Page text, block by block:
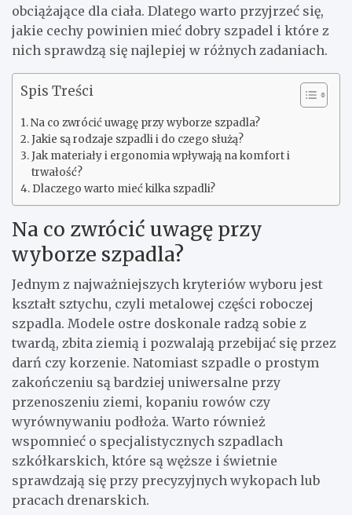
obciążające dla ciała. Dlatego warto przyjrzeć się,
jakie cechy powinien mieć dobry szpadel i które z
nich sprawdzą się najlepiej w różnych zadaniach.
Spis Treści
Na co zwrócić uwagę przy wyborze szpadla?
Jakie są rodzaje szpadli i do czego służą?
Jak materiały i ergonomia wpływają na komfort i
trwałość?
Dlaczego warto mieć kilka szpadli?
Na co zwrócić uwagę przy
wyborze szpadla?
Jednym z najważniejszych kryteriów wyboru jest
kształt sztychu, czyli metalowej części roboczej
szpadla. Modele ostre doskonale radzą sobie z
twardą, zbita ziemią i pozwalają przebijać się przez
darń czy korzenie. Natomiast szpadle o prostym
zakończeniu są bardziej uniwersalne przy
przenoszeniu ziemi, kopaniu rowów czy
wyrównywaniu podłoża. Warto również
wspomnieć o specjalistycznych szpadlach
szkółkarskich, które są węższe i świetnie
sprawdzają się przy precyzyjnych wykopach lub
pracach drenarskich.